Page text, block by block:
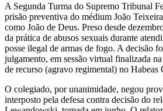
A Segunda Turma do Supremo Tribunal
prisão preventiva do médium João
como João de Deus. Preso desde
da prática de abusos sexuais durante
posse ilegal de armas de fogo. A decisão
julgamento, em sessão virtual finalizada
de recurso (agravo regimental) no
O colegiado, por unanimidade, negou
interposto pela defesa contra decisão do